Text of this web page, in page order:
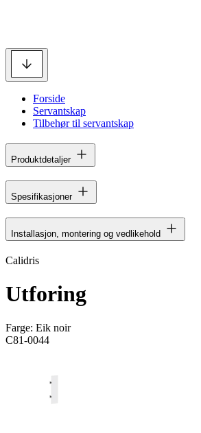
Forside
Servantskap
Tilbehør til servantskap
Produktdetaljer
Spesifikasjoner
Installasjon, montering og vedlikehold
Calidris
Utforing
Farge: Eik noir
C81-0044